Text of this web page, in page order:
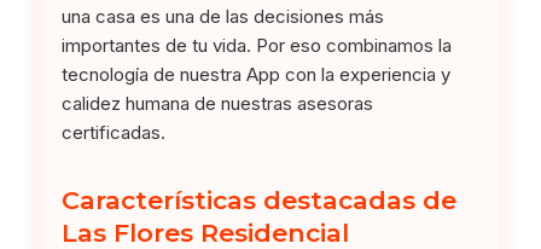
una casa es una de las decisiones más
importantes de tu vida. Por eso combinamos la
tecnología de nuestra App con la experiencia y
calidez humana de nuestras asesoras
certificadas.
Características destacadas de
Las Flores Residencial